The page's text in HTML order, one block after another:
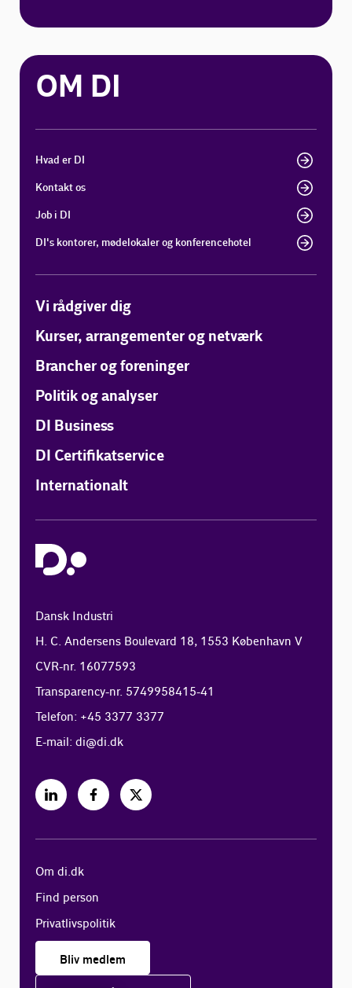
OM DI
Hvad er DI
Kontakt os
Job i DI
DI's kontorer, mødelokaler og konferencehotel
Vi rådgiver dig
Kurser, arrangementer og netværk
Brancher og foreninger
Politik og analyser
DI Business
DI Certifikatservice
Internationalt
Dansk Industri
H. C. Andersens Boulevard 18, 1553 København V
CVR-nr. 16077593
Transparency-nr. 5749958415-41
Telefon: +45 3377 3377
E-mail:di@di.dk
Om di.dk
Find person
Privatlivspolitik
Bliv medlem